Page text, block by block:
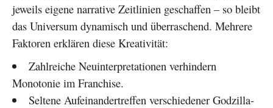
jeweils eigene narrative Zeitlinien geschaffen – so bleibt
das Universum dynamisch und überraschend. Mehrere
Faktoren erklären diese Kreativität:
Zahlreiche Neuinterpretationen verhindern
Monotonie im Franchise.
Seltene Aufeinandertreffen verschiedener Godzilla-